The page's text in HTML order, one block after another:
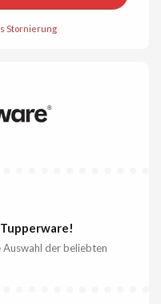
Stornierung
Auswahl der beliebten